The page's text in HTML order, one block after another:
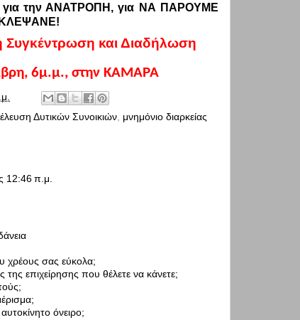
την ΑΝΑΤΡΟΠΗ, για ΝΑ ΠΑΡΟΥΜΕ
Συγκέντρωση και Διαδήλωση
6μ.μ., στην ΚΑΜΑΡΑ
Δυτικών Συνοικιών μνημόνιο διαρκείας
12:46 π.μ.
χρέους σας εύκολα;
της επιχείρησης που θέλετε να κάνετε;
όνειρο;